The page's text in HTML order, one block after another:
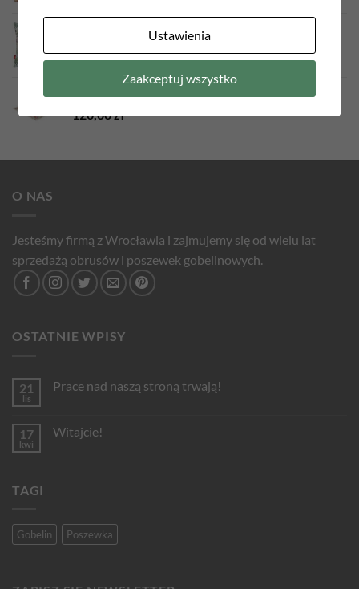
Poszewka gobelinowa Flamingi ecru
55,00zł
Serweta gobelinowa Róża angielska 98cm x 98cm
120,00zł
O NAS
Jesteśmy firmą z Wrocławia i zajmujemy się od wielu lat
sprzedażą obrusów i poszewek gobelinowych.
OSTATNIE WPISY
21
lis
Prace nad naszą stroną trwają!
Prace
17
kwi
Witajcie!
TAGI
Gobelin Poszewka
Ustawienia
Zaakceptuj wszystko